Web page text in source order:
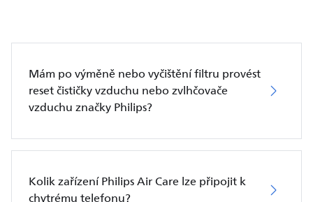
Mám po výměně nebo vyčištění filtru provést
reset čističky vzduchu nebo zvlhčovače
vzduchu značky Philips?
Kolik zařízení Philips Air Care lze připojit k